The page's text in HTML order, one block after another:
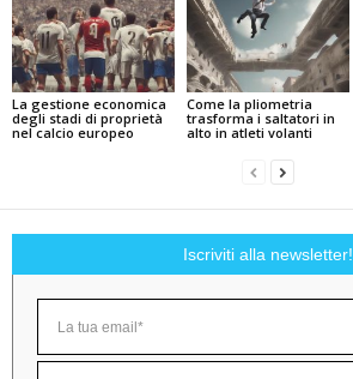
La gestione economica
degli stadi di proprietà
nel calcio europeo
Come la pliometria
trasforma i saltatori in
alto in atleti volanti
Iscriviti alla newsletter!